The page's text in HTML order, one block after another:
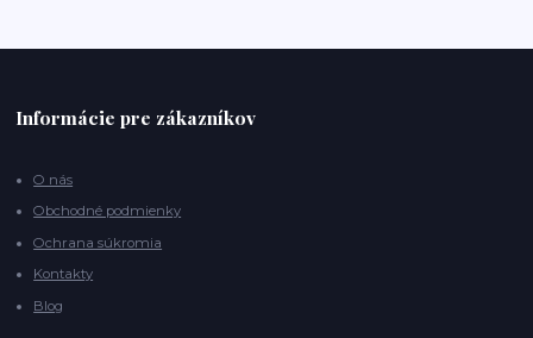
Informácie pre zákazníkov
O nás
Obchodné podmienky
Ochrana súkromia
Kontakty
Blog